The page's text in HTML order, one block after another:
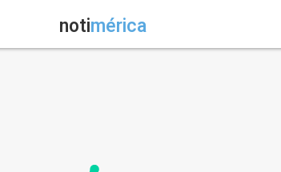
notimérica